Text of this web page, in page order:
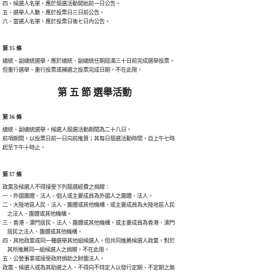
四、候選人名單，應於競選活動開始前一日公告。
五、選舉人人數，應於投票日三日前公告。
六、當選人名單，應於投票日後七日內公告。
第 35 條
總統、副總統選舉，應於總統、副總統任期屆滿三十日前完成選舉投票。
但重行選舉、重行投票或補選之投票完成日期，不在此限。
第 五 節 選舉活動
第 36 條
總統、副總統選舉，候選人競選活動期間為二十八日。
前項期間，以投票日前一日向前推算；其每日競選活動時間，自上午七時
起至下午十時止。
第 37 條
政黨及候選人不得接受下列競選經費之捐贈：
一、外國團體、法人、個人或主要成員為外國人之團體、法人。
二、大陸地區人民、法人、團體或其他機構，或主要成員為大陸地區人民
    之法人、團體或其他機構。
三、香港、澳門居民、法人、團體或其他機構，或主要成員為香港、澳門
    居民之法人、團體或其他機構。
四、其他政黨或同一種選舉其他組候選人。但共同推薦候選人政黨，對於
    其所推薦同一組候選人之捐贈，不在此限。
五、公營事業或接受政府捐助之財團法人。
政黨、候選人或為其助選之人，不得向不特定人以發行定期、不定期之無